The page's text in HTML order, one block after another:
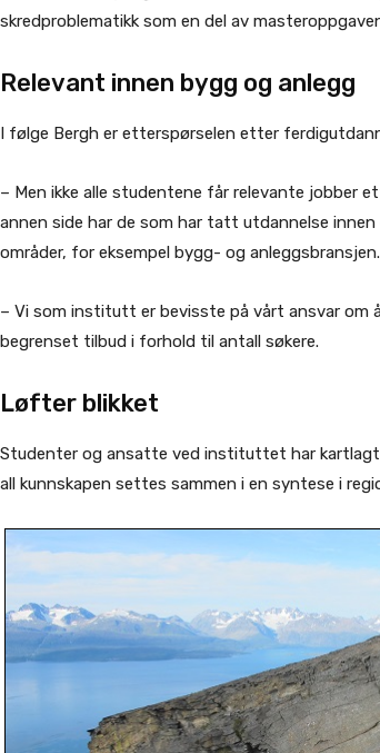
skredproblematikk som en del av
Relevant innen bygg og anlegg
I følge Bergh er etterspørselen etter
– Men ikke alle studentene får relevante jobber
annen side har de som har tatt utdannelse
områder, for eksempel bygg- og anleggsbransjen.
– Vi som institutt er bevisste på vårt ansvar om
begrenset tilbud i forhold til antall søkere.
Løfter blikket
Studenter og ansatte ved instituttet har kartlagt
all kunnskapen settes sammen i en syntese i